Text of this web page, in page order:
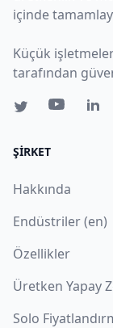
içinde
Küçük
tarafından
ŞIRKET
Hakkında
Endüstriler (en)
Özellikler
Üretken Yapay
Solo